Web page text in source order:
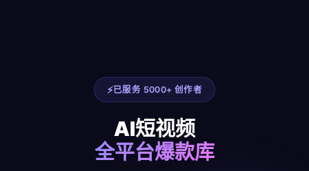
已服务 5000+ 创作者
AI短视频
全平台爆款库